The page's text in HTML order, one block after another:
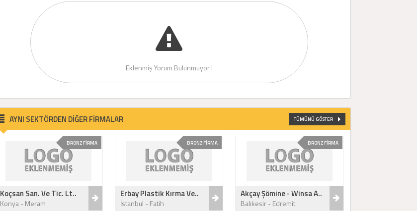
Eklenmiş Yorum Bulunmuyor !
AYNI SEKTÖRDEN DİĞER FİRMALAR TÜMÜNÜ GÖSTER
BRONZ FİRMA
Koçsan San. Ve Tic. Lt..
Konya - Meram
BRONZ FİRMA
Erbay Plastik Kırma Ve..
İstanbul - Fatih
BRONZ FİRMA
Akçay Şömine - Winsa A..
Balıkesir - Edremit